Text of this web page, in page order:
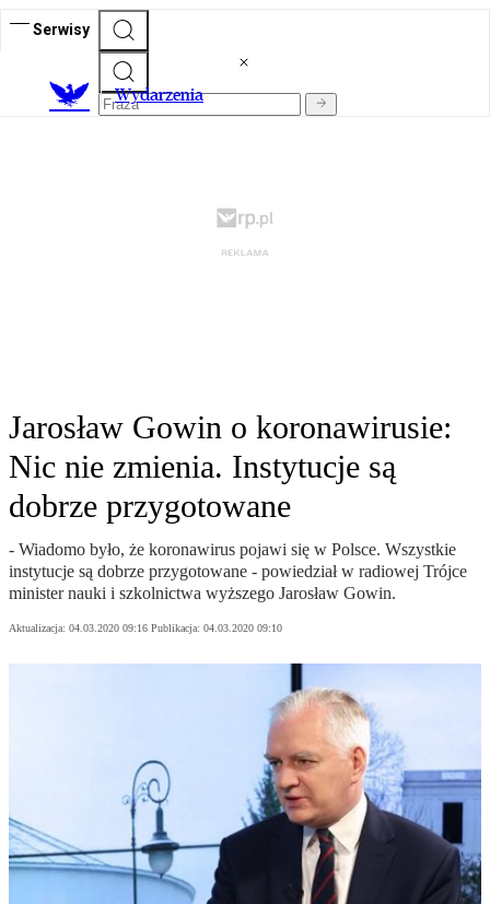
Serwisy
Wydarzenia
Jarosław Gowin o koronawirusie:
Nic nie zmienia. Instytucje są
dobrze przygotowane
- Wiadomo było, że koronawirus pojawi się w Polsce. Wszystkie
instytucje są dobrze przygotowane - powiedział w radiowej Trójce
minister nauki i szkolnictwa wyższego Jarosław Gowin.
Aktualizacja: 04.03.2020 09:16 Publikacja: 04.03.2020 09:10